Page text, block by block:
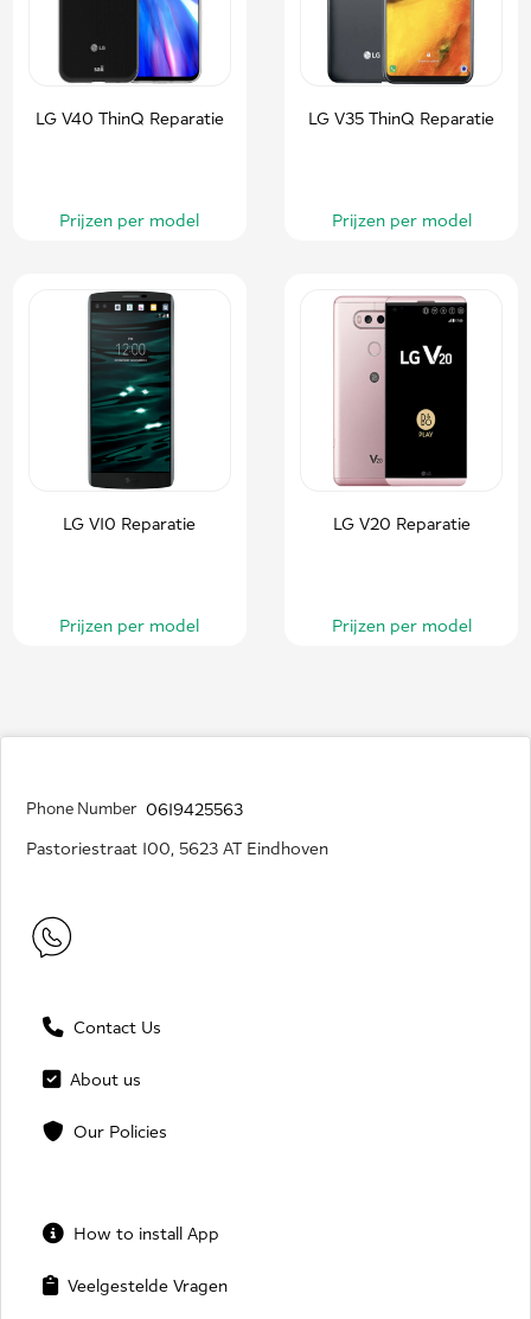
LG V40 ThinQ Reparatie
Prijzen per model
LG V35 ThinQ Reparatie
Prijzen per model
LG V10 Reparatie
Prijzen per model
LG V20 Reparatie
Prijzen per model
Phone Number 0619425563
Pastoriestraat 100, 5623 AT Eindhoven
Contact Us
About us
Our Policies
How to install App
Veelgestelde Vragen